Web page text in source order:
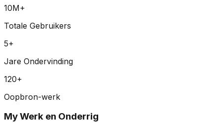
10M+
Totale Gebruikers
5+
Jare Ondervinding
120+
Oopbron-werk
My Werk en Onderrig